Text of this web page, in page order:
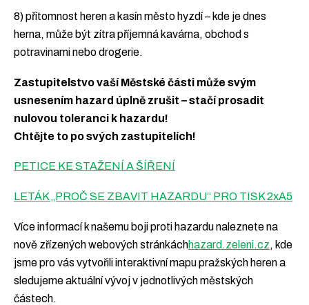
8) přítomnost heren a kasín město hyzdí – kde je dnes
herna, může být zítra příjemná kavárna, obchod s
potravinami nebo drogerie.
Zastupitelstvo vaší Městské části může svým
usnesením hazard úplně zrušit – stačí prosadit
nulovou toleranci k hazardu!
Chtějte to po svých zastupitelích!
PETICE KE STAŽENÍ A ŠÍŘENÍ
LETÁK „PROČ SE ZBAVIT HAZARDU“ PRO TISK 2xA5
Více informací k našemu boji proti hazardu naleznete na
nově zřízených webových stránkáchhazard.zeleni.cz, kde
jsme pro vás vytvořili interaktivní mapu pražských heren a
sledujeme aktuální vývoj v jednotlivých městských
částech.